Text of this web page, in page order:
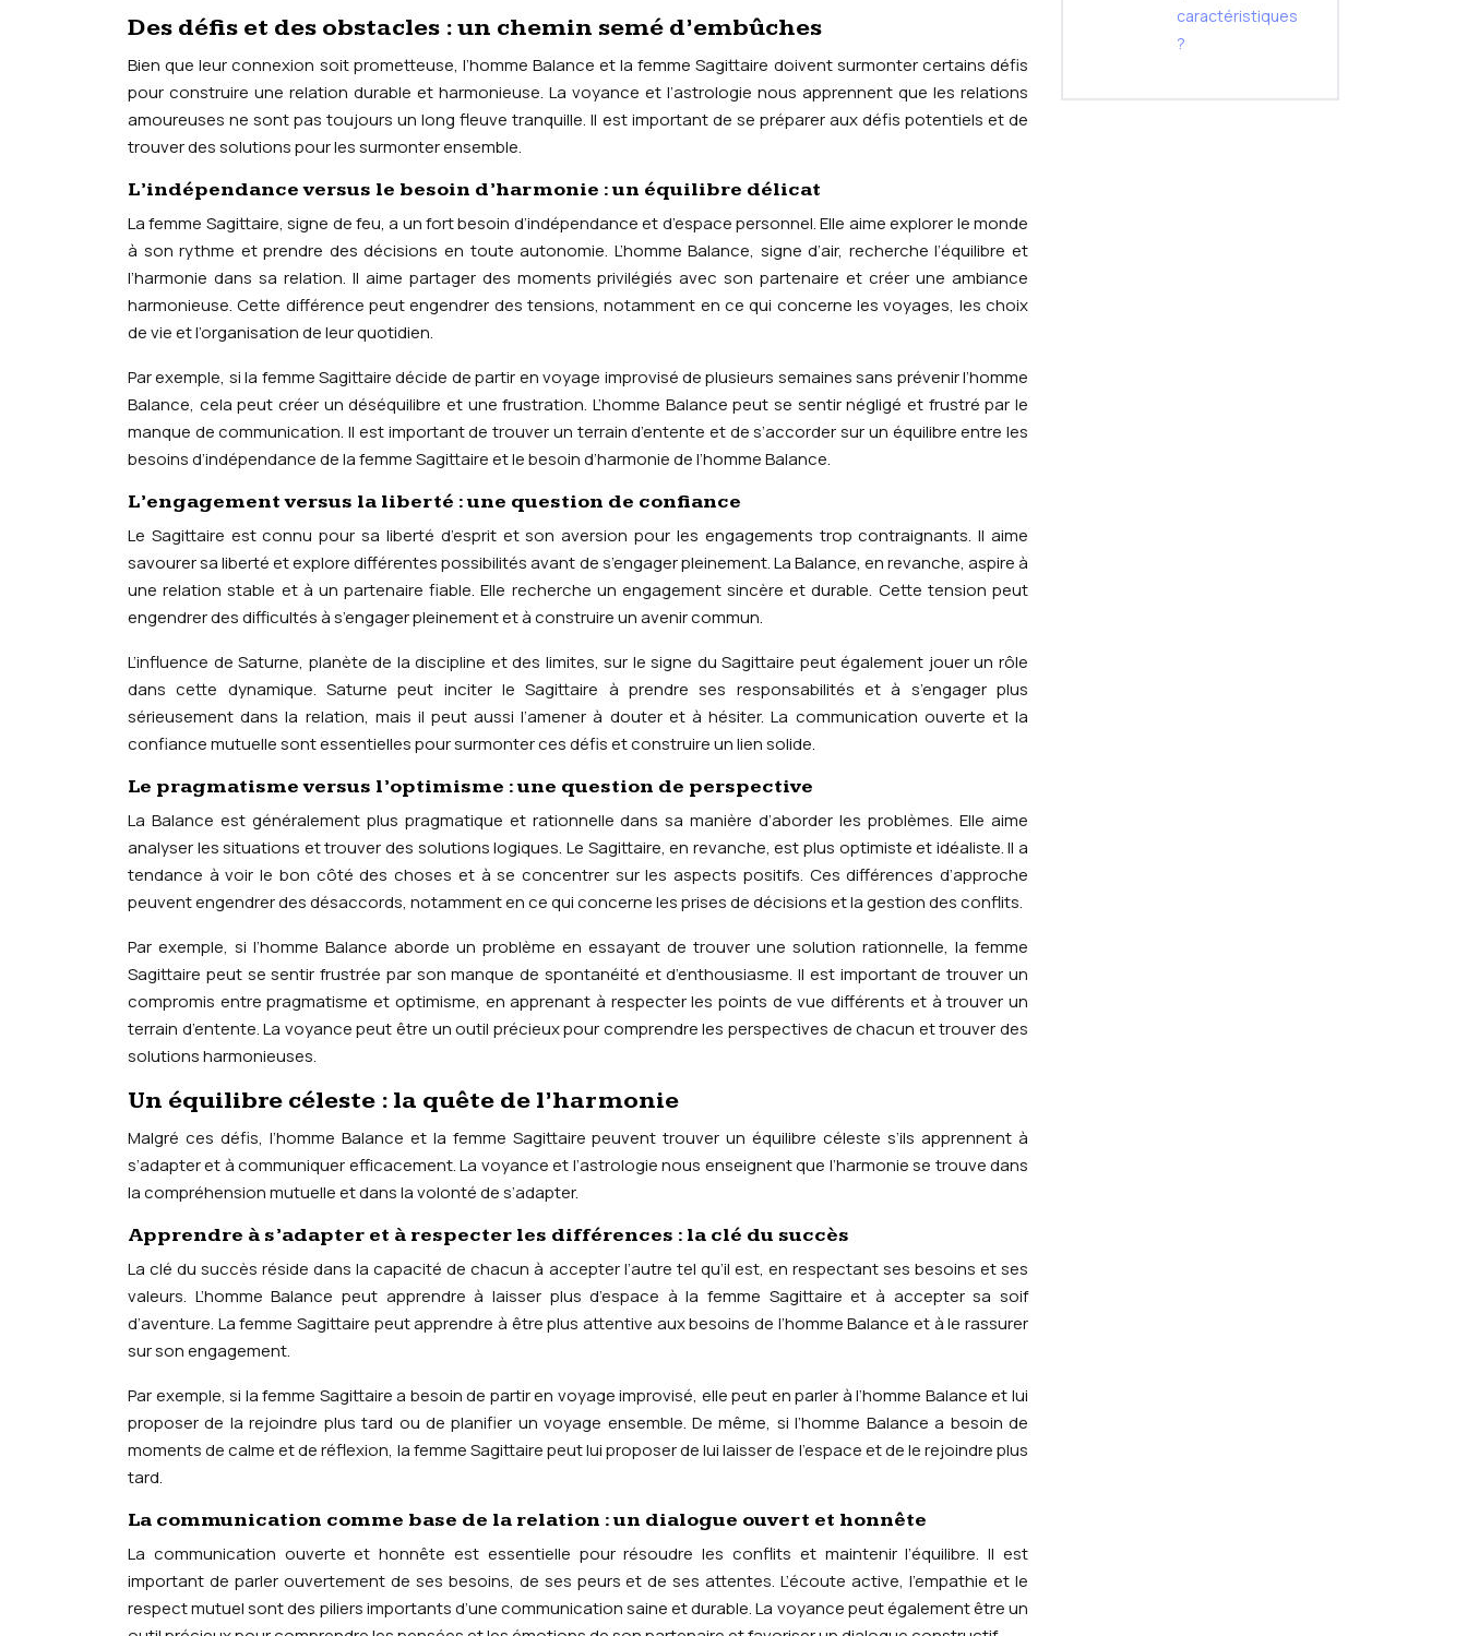
Des défis et des obstacles : un chemin semé d’embûches
Bien que leur connexion soit prometteuse, l’homme Balance et la femme Sagittaire doivent surmonter certains défis
pour construire une relation durable et harmonieuse. La voyance et l’astrologie nous apprennent que les relations
amoureuses ne sont pas toujours un long fleuve tranquille. Il est important de se préparer aux défis potentiels et de
trouver des solutions pour les surmonter ensemble.
L’indépendance versus le besoin d’harmonie : un équilibre délicat
La femme Sagittaire, signe de feu, a un fort besoin d’indépendance et d’espace personnel. Elle aime explorer le monde
à son rythme et prendre des décisions en toute autonomie. L’homme Balance, signe d’air, recherche l’équilibre et
l’harmonie dans sa relation. Il aime partager des moments privilégiés avec son partenaire et créer une ambiance
harmonieuse. Cette différence peut engendrer des tensions, notamment en ce qui concerne les voyages, les choix
de vie et l’organisation de leur quotidien.
Par exemple, si la femme Sagittaire décide de partir en voyage improvisé de plusieurs semaines sans prévenir l’homme
Balance, cela peut créer un déséquilibre et une frustration. L’homme Balance peut se sentir négligé et frustré par le
manque de communication. Il est important de trouver un terrain d’entente et de s’accorder sur un équilibre entre les
besoins d’indépendance de la femme Sagittaire et le besoin d’harmonie de l’homme Balance.
L’engagement versus la liberté : une question de confiance
Le Sagittaire est connu pour sa liberté d’esprit et son aversion pour les engagements trop contraignants. Il aime
savourer sa liberté et explore différentes possibilités avant de s’engager pleinement. La Balance, en revanche, aspire à
une relation stable et à un partenaire fiable. Elle recherche un engagement sincère et durable. Cette tension peut
engendrer des difficultés à s’engager pleinement et à construire un avenir commun.
L’influence de Saturne, planète de la discipline et des limites, sur le signe du Sagittaire peut également jouer un rôle
dans cette dynamique. Saturne peut inciter le Sagittaire à prendre ses responsabilités et à s’engager plus
sérieusement dans la relation, mais il peut aussi l’amener à douter et à hésiter. La communication ouverte et la
confiance mutuelle sont essentielles pour surmonter ces défis et construire un lien solide.
Le pragmatisme versus l’optimisme : une question de perspective
La Balance est généralement plus pragmatique et rationnelle dans sa manière d’aborder les problèmes. Elle aime
analyser les situations et trouver des solutions logiques. Le Sagittaire, en revanche, est plus optimiste et idéaliste. Il a
tendance à voir le bon côté des choses et à se concentrer sur les aspects positifs. Ces différences d’approche
peuvent engendrer des désaccords, notamment en ce qui concerne les prises de décisions et la gestion des conflits.
Par exemple, si l’homme Balance aborde un problème en essayant de trouver une solution rationnelle, la femme
Sagittaire peut se sentir frustrée par son manque de spontanéité et d’enthousiasme. Il est important de trouver un
compromis entre pragmatisme et optimisme, en apprenant à respecter les points de vue différents et à trouver un
terrain d’entente. La voyance peut être un outil précieux pour comprendre les perspectives de chacun et trouver des
solutions harmonieuses.
Un équilibre céleste : la quête de l’harmonie
Malgré ces défis, l’homme Balance et la femme Sagittaire peuvent trouver un équilibre céleste s’ils apprennent à
s’adapter et à communiquer efficacement. La voyance et l’astrologie nous enseignent que l’harmonie se trouve dans
la compréhension mutuelle et dans la volonté de s’adapter.
Apprendre à s’adapter et à respecter les différences : la clé du succès
La clé du succès réside dans la capacité de chacun à accepter l’autre tel qu’il est, en respectant ses besoins et ses
valeurs. L’homme Balance peut apprendre à laisser plus d’espace à la femme Sagittaire et à accepter sa soif
d’aventure. La femme Sagittaire peut apprendre à être plus attentive aux besoins de l’homme Balance et à le rassurer
sur son engagement.
Par exemple, si la femme Sagittaire a besoin de partir en voyage improvisé, elle peut en parler à l’homme Balance et lui
proposer de la rejoindre plus tard ou de planifier un voyage ensemble. De même, si l’homme Balance a besoin de
moments de calme et de réflexion, la femme Sagittaire peut lui proposer de lui laisser de l’espace et de le rejoindre plus
tard.
La communication comme base de la relation : un dialogue ouvert et honnête
La communication ouverte et honnête est essentielle pour résoudre les conflits et maintenir l’équilibre. Il est
important de parler ouvertement de ses besoins, de ses peurs et de ses attentes. L’écoute active, l’empathie et le
respect mutuel sont des piliers importants d’une communication saine et durable. La voyance peut également être un
caractéristiques
?